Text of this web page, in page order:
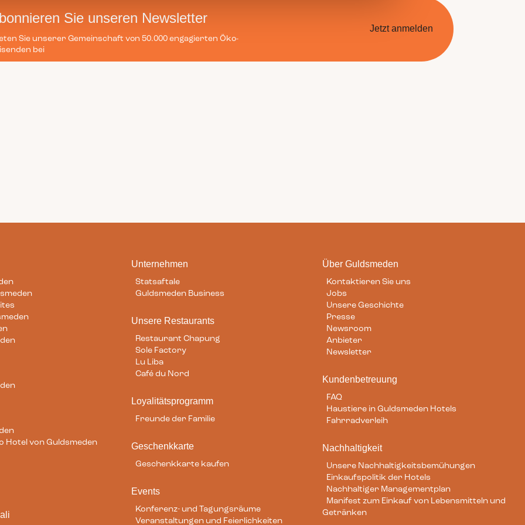
Sie unseren Newsletter
Sie unserer Gemeinschaft von 50.000 engagierten Öko-
bei
Jetzt anmelden
Hotel von Guldsmeden
Unternehmen
Statsaftale
Guldsmeden Business
Unsere Restaurants
Restaurant Chapung
Sole Factory
Lu Liba
Café du Nord
Loyalitätsprogramm
Freunde der Familie
Geschenkkarte
Geschenkkarte kaufen
Events
Konferenz- und Tagungsräume
Veranstaltungen und Feierlichkeiten
Über Guldsmeden
Kontaktieren Sie uns
Jobs
Unsere Geschichte
Presse
Newsroom
Anbieter
Newsletter
Kundenbetreuung
FAQ
Haustiere in Guldsmeden Hotels
Fahrradverleih
Nachhaltigkeit
Unsere Nachhaltigkeitsbemühungen
Einkaufspolitik der Hotels
Nachhaltiger Managementplan
Manifest zum Einkauf von Lebensmitteln und
Getränken